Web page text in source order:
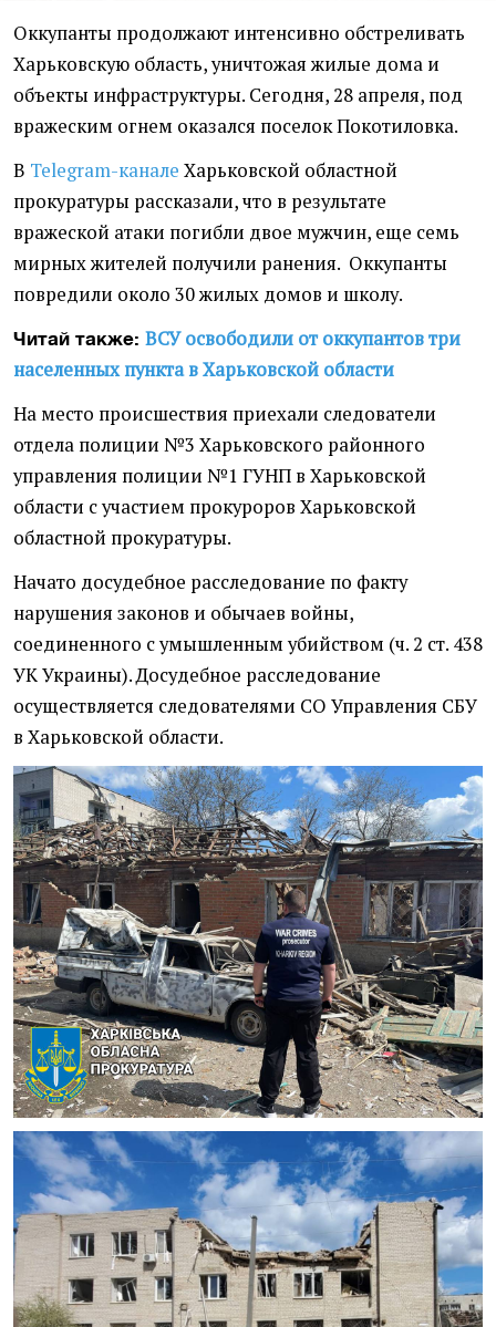
Оккупанты продолжают интенсивно обстреливать
Харьковскую область, уничтожая жилые дома и
объекты инфраструктуры. Сегодня, 28 апреля, под
вражеским огнем оказался поселок Покотиловка.
В Telegram-канале Харьковской областной
прокуратуры рассказали, что в результате
вражеской атаки погибли двое мужчин, еще семь
мирных жителей получили ранения. Оккупанты
повредили около 30 жилых домов и школу.
Читай также: ВСУ освободили от оккупантов три
населенных пункта в Харьковской области
На место происшествия приехали следователи
отдела полиции №3 Харьковского районного
управления полиции №1 ГУНП в Харьковской
области с участием прокуроров Харьковской
областной прокуратуры.
Начато досудебное расследование по факту
нарушения законов и обычаев войны,
соединенного с умышленным убийством (ч. 2 ст. 438
УК Украины). Досудебное расследование
осуществляется следователями СО Управления СБУ
в Харьковской области.